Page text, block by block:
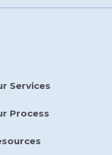
Services
Process